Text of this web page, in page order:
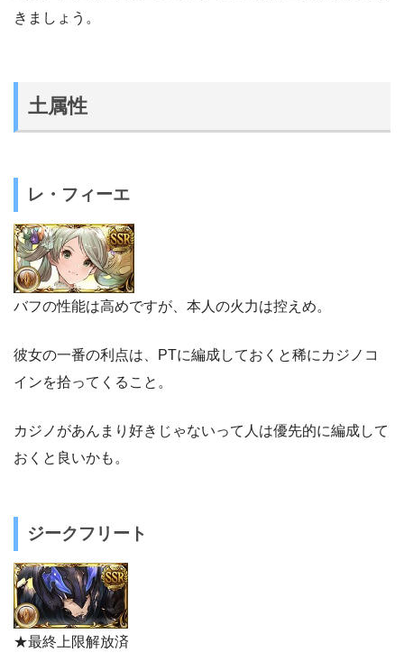
きましょう。
土属性
レ・フィーエ
バフの性能は高めですが、本人の火力は控えめ。
彼女の一番の利点は、PTに編成しておくと稀にカジノコ
インを拾ってくること。
カジノがあんまり好きじゃないって人は優先的に編成して
おくと良いかも。
ジークフリート
★最終上限解放済